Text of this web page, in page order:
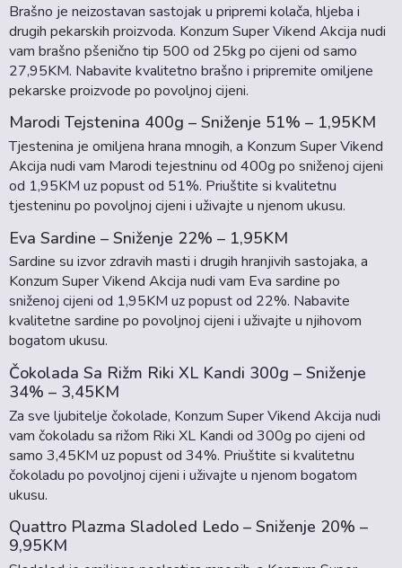
Brašno je neizostavan sastojak u pripremi kolača, hljeba i
drugih pekarskih proizvoda. Konzum Super Vikend Akcija nudi
vam brašno pšenično tip 500 od 25kg po cijeni od samo
27,95KM. Nabavite kvalitetno brašno i pripremite omiljene
pekarske proizvode po povoljnoj cijeni.
Marodi Tejstenina 400g – Sniženje 51% – 1,95KM
Tjestenina je omiljena hrana mnogih, a Konzum Super Vikend
Akcija nudi vam Marodi tejestninu od 400g po sniženoj cijeni
od 1,95KM uz popust od 51%. Priuštite si kvalitetnu
tjesteninu po povoljnoj cijeni i uživajte u njenom ukusu.
Eva Sardine – Sniženje 22% – 1,95KM
Sardine su izvor zdravih masti i drugih hranjivih sastojaka, a
Konzum Super Vikend Akcija nudi vam Eva sardine po
sniženoj cijeni od 1,95KM uz popust od 22%. Nabavite
kvalitetne sardine po povoljnoj cijeni i uživajte u njihovom
bogatom ukusu.
Čokolada Sa Rižm Riki XL Kandi 300g – Sniženje
34% – 3,45KM
Za sve ljubitelje čokolade, Konzum Super Vikend Akcija nudi
vam čokoladu sa rižom Riki XL Kandi od 300g po cijeni od
samo 3,45KM uz popust od 34%. Priuštite si kvalitetnu
čokoladu po povoljnoj cijeni i uživajte u njenom bogatom
ukusu.
Quattro Plazma Sladoled Ledo – Sniženje 20% –
9,95KM